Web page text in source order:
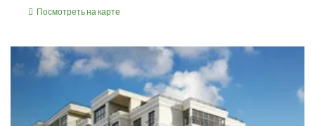
Посмотреть на карте